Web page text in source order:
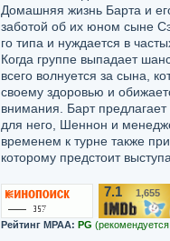
Домашняя жизнь Барта и
заботой об их юном сыне
го типа и нуждается в
Когда группе выпадает
всего волнуется за сына,
своему здоровью и
внимания. Барт
для него, Шеннон и
временем к турне также
которому предстоит
7.1 1,655
Рейтинг MPAA: PG